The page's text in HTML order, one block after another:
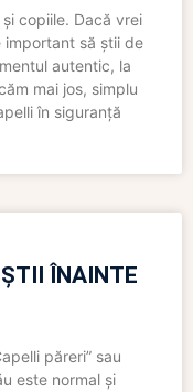
copiile. Dacă vrei
important să știi de
autentic, la
mai jos, simplu
în siguranță
ÎNAINTE
păreri” sau
este normal și